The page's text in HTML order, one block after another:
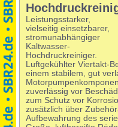
Leistungsstarker,
vielseitig einsetzbarer,
stromunabhängiger
Kaltwasser-
Hochdruckreiniger.
Luftgekühlter Viertakt-
einem stabilem, gut
zuverlässig vor
zum Schutz vor
zusätzlich über
Aufbewahrung des